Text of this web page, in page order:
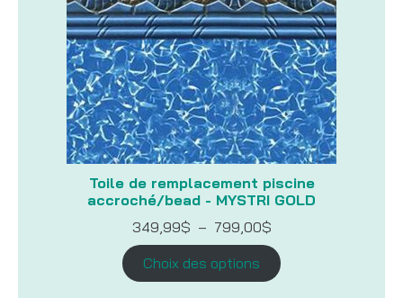
Toile de remplacement piscine
accroché/bead - MYSTRI GOLD
349,99$ – 799,00$Plage
prix :
349,99$
à
Choix des options